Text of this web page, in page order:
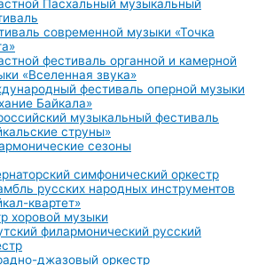
Пасхальный музыкальный
современной музыки «Точка
фестиваль органной и камерной
«Вселенная звука»
фестиваль оперной музыки
Байкала»
музыкальный фестиваль
струны»
сезоны
симфонический оркестр
русских народных инструментов
квартет»
хоровой музыки
филармонический русский
джазовый оркестр